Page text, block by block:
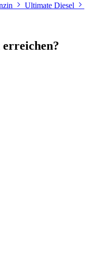
Ultimate Diesel